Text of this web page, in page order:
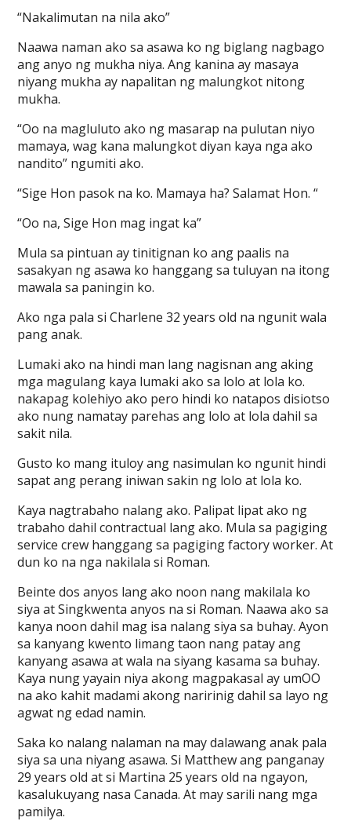
“Nakalimutan na nila ako”
Naawa naman ako sa asawa ko ng biglang nagbago
ang anyo ng mukha niya. Ang kanina ay masaya
niyang mukha ay napalitan ng malungkot nitong
mukha.
“Oo na magluluto ako ng masarap na pulutan niyo
mamaya, wag kana malungkot diyan kaya nga ako
nandito” ngumiti ako.
“Sige Hon pasok na ko. Mamaya ha? Salamat Hon. “
“Oo na, Sige Hon mag ingat ka”
Mula sa pintuan ay tinitignan ko ang paalis na
sasakyan ng asawa ko hanggang sa tuluyan na itong
mawala sa paningin ko.
Ako nga pala si Charlene 32 years old na ngunit wala
pang anak.
Lumaki ako na hindi man lang nagisnan ang aking
mga magulang kaya lumaki ako sa lolo at lola ko.
nakapag kolehiyo ako pero hindi ko natapos disiotso
ako nung namatay parehas ang lolo at lola dahil sa
sakit nila.
Gusto ko mang ituloy ang nasimulan ko ngunit hindi
sapat ang perang iniwan sakin ng lolo at lola ko.
Kaya nagtrabaho nalang ako. Palipat lipat ako ng
trabaho dahil contractual lang ako. Mula sa pagiging
service crew hanggang sa pagiging factory worker. At
dun ko na nga nakilala si Roman.
Beinte dos anyos lang ako noon nang makilala ko
siya at Singkwenta anyos na si Roman. Naawa ako sa
kanya noon dahil mag isa nalang siya sa buhay. Ayon
sa kanyang kwento limang taon nang patay ang
kanyang asawa at wala na siyang kasama sa buhay.
Kaya nung yayain niya akong magpakasal ay umOO
na ako kahit madami akong naririnig dahil sa layo ng
agwat ng edad namin.
Saka ko nalang nalaman na may dalawang anak pala
siya sa una niyang asawa. Si Matthew ang panganay
29 years old at si Martina 25 years old na ngayon,
kasalukuyang nasa Canada. At may sarili nang mga
pamilya.